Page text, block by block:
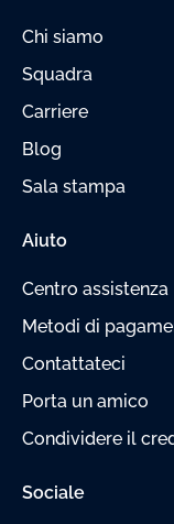
Chi siamo
Squadra
Carriere
Blog
Sala stampa
Aiuto
Centro assistenza
Metodi di
Contattateci
Porta un amico
Condividere il
Sociale